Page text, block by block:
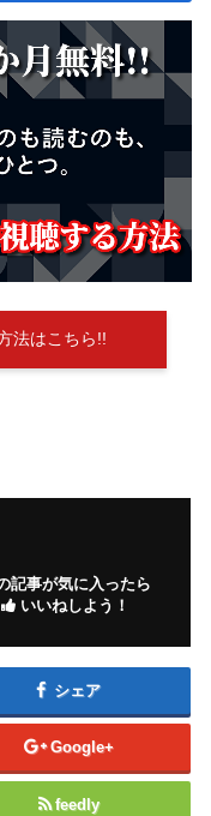
法はこちら!!
記事が気に入ったら
いいねしよう！
シェア
Google+
feedly